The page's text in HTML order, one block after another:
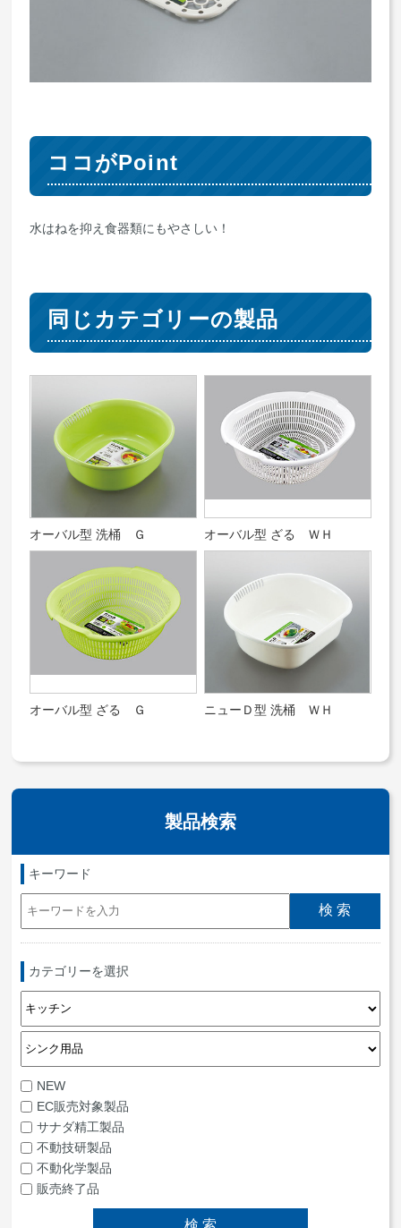
ココがPoint
水はねを抑え食器類にもやさしい！
同じカテゴリーの製品
オーバル型 洗桶 Ｇ オーバル型 ざる ＷＨ
オーバル型 ざる Ｇ ニューＤ型 洗桶 ＷＨ
製品検索
キーワード
カテゴリーを選択
NEW
EC販売対象製品
サナダ精工製品
不動技研製品
不動化学製品
販売終了品